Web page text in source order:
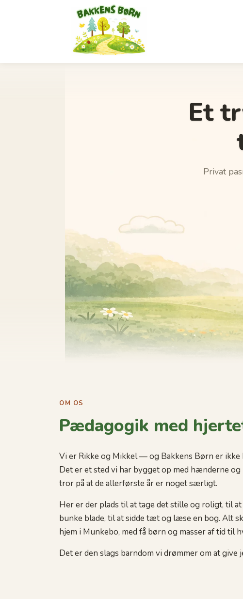
Et
Privat
OM OS
Pædagogik med
Vi er Rikke og Mikkel — og Bakkens Børn er ikke
Det er et sted vi har bygget op med hænderne
tror på at de allerførste år er noget særligt.
Her er der plads til at tage det stille og roligt, til
bunke blade, til at sidde tæt og læse en bog. Alt
hjem i Munkebo, med få børn og masser af tid til
Det er den slags barndom vi drømmer om at give